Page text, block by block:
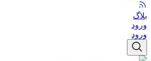
بلاگ
ورود
ورود